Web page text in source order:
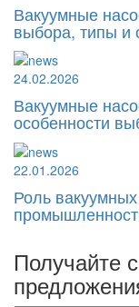
Вакуумные
выбора, типы и
24.02.2026
Вакуумные
особенности
22.01.2026
Роль
Получайте